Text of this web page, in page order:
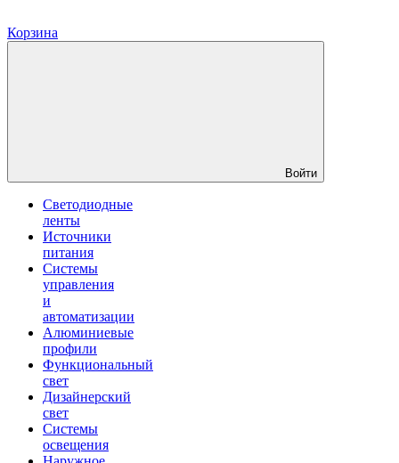
Корзина
Войти
Светодиодные
ленты
Источники
питания
Системы
управления
и
автоматизации
Алюминиевые
профили
Функциональный
свет
Дизайнерский
свет
Системы
освещения